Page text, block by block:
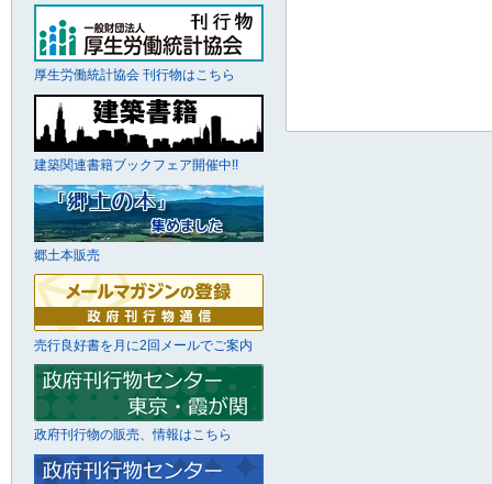
厚生労働統計協会 刊行物はこちら
建築関連書籍ブックフェア開催中!!
郷土本販売
売行良好書を月に2回メールでご案内
政府刊行物の販売、情報はこちら